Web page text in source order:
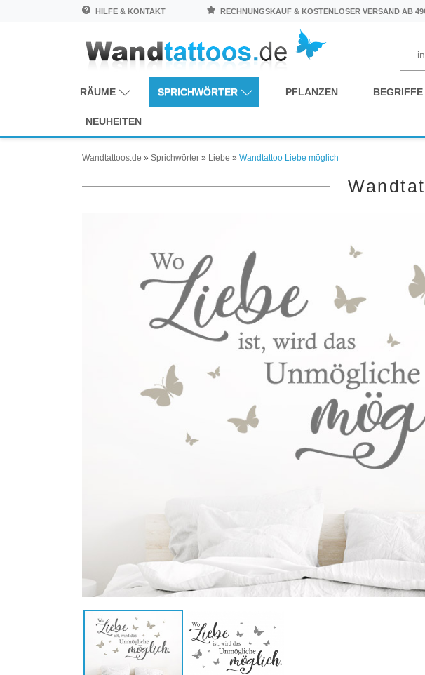
HILFE & KONTAKT RECHNUNGSKAUF & KOSTENLOSER VERSAND AB
RÄUME SPRICHWÖRTER PFLANZEN BEGRIFFE
NEUHEITEN
Wandtattoos.de » Sprichwörter » Liebe » Wandtattoo Liebe möglich